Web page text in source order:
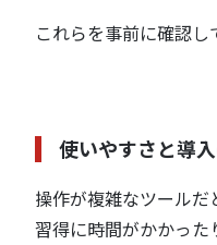
これらを事前に確認し
使いやすさと導
操作が複雑なツールだ
習得に時間がかかった